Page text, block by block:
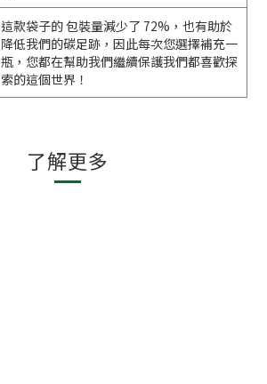
這款袋子的 包裝量減少了 72%，也有助於
降低我們的碳足跡，因此每次您選擇補充一
瓶，您都在幫助我們繼續保護我們都喜歡探
索的這個世界！
了解更多